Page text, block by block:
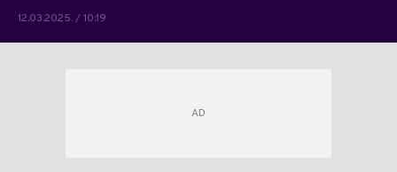
12.03.2025. / 10:19